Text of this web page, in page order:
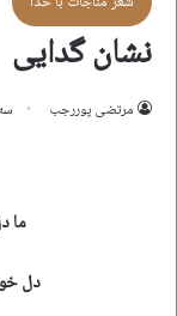
نشان گدایی
مرتضی پوررجب سه
ما
دل